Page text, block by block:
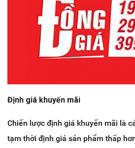
Định giá khuyến mãi
Chiến lược định giá khuyến mãi là
tạm thời định giá sản phẩm thấp